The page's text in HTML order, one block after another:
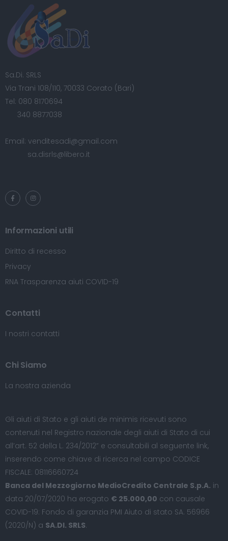
Sa.Di. SRLS
Via Trani 108/110, 70033 Corato (Bari)
Tel: 080 8170694
340 8877038
Email: venditesadi@gmail.com
sa.disrls@libero.it
Informazioni utili
Diritto di recesso
Privacy
RNA Trasparenza aiuti COVID-19
Contatti
I nostri contatti
Chi Siamo
La nostra azienda
Gli aiuti di Stato e gli aiuti de minimis ricevuti sono
contenuti nel Registro nazionale degli aiuti di Stato di cui
all’art. 52 della L. 234/2012” e consultabili al seguente link,
inserendo come chiave di ricerca nel campo CODICE
FISCALE: 08116660724
Banca del Mezzogiorno MedioCredito Centrale S.p.A. in
data 20/07/2020 ha erogato € 25.000,00 con causale
COVID-19: Fondo di garanzia PMI Aiuto di stato SA. 56966
(2020/N) a SA.DI. SRLS.